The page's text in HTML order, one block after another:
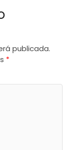
publicada.
*